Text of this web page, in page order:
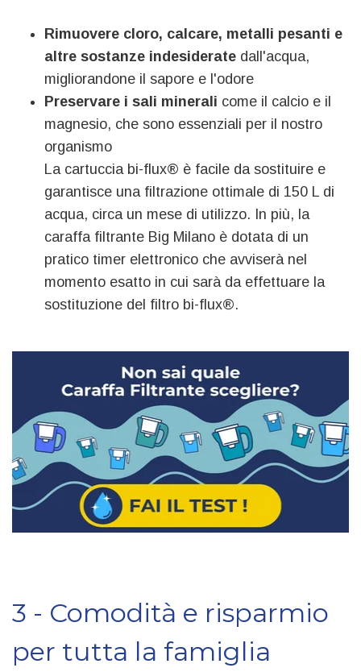
Rimuovere cloro, calcare, metalli pesanti e
altre sostanze indesiderate dall'acqua,
migliorandone il sapore e l'odore
Preservare i sali minerali come il calcio e il
magnesio, che sono essenziali per il nostro
organismo
La cartuccia bi-flux® è facile da sostituire e
garantisce una filtrazione ottimale di 150 L di
acqua, circa un mese di utilizzo. In più, la
caraffa filtrante Big Milano è dotata di un
pratico timer elettronico che avviserà nel
momento esatto in cui sarà da effettuare la
sostituzione del filtro bi-flux®.
3 - Comodità e risparmio
per tutta la famiglia